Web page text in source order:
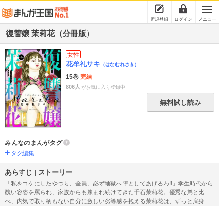
新規登録 ログイン メニュー
復讐嬢 茉莉花（分冊版）
女性
花牟礼サキ （はなむれさき）
15巻 完結
806人 がお気に入り登録中
無料試し読み
みんなのまんがタグ
タグ編集
あらすじ | ストーリー
「私をコケにしたやつら、全員、必ず地獄へ堕としてあげるわ!!」学生時代から
醜い容姿を罵られ、家族からも疎まれ続けてきた千石茉莉花。優秀な弟と比
べ、内気で取り柄もない自分に激しい劣等感を抱える茉莉花は、ずっと肩身の